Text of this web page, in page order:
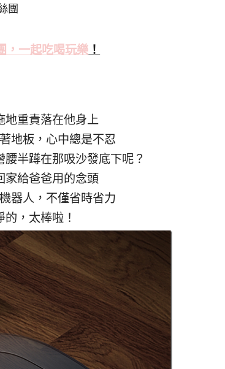
團
，一起吃喝玩樂 ！
地重責落在他身上
地板，心中總是不忍
半蹲在那吸沙發底下呢？
家給爸爸用的念頭
器人，不僅省時省力
，太棒啦！